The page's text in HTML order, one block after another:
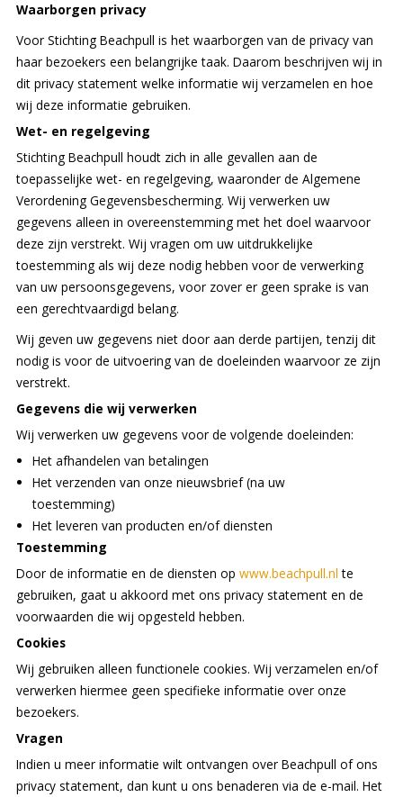
Waarborgen privacy
Voor Stichting Beachpull is het waarborgen van de privacy van
haar bezoekers een belangrijke taak. Daarom beschrijven wij in
dit privacy statement welke informatie wij verzamelen en hoe
wij deze informatie gebruiken.
Wet- en regelgeving
Stichting Beachpull houdt zich in alle gevallen aan de
toepasselijke wet- en regelgeving, waaronder de Algemene
Verordening Gegevensbescherming. Wij verwerken uw
gegevens alleen in overeenstemming met het doel waarvoor
deze zijn verstrekt. Wij vragen om uw uitdrukkelijke
toestemming als wij deze nodig hebben voor de verwerking
van uw persoonsgegevens, voor zover er geen sprake is van
een gerechtvaardigd belang.
Wij geven uw gegevens niet door aan derde partijen, tenzij dit
nodig is voor de uitvoering van de doeleinden waarvoor ze zijn
verstrekt.
Gegevens die wij verwerken
Wij verwerken uw gegevens voor de volgende doeleinden:
Het afhandelen van betalingen
Het verzenden van onze nieuwsbrief (na uw
toestemming)
Het leveren van producten en/of diensten
Toestemming
Door de informatie en de diensten op www.beachpull.nl te
gebruiken, gaat u akkoord met ons privacy statement en de
voorwaarden die wij opgesteld hebben.
Cookies
Wij gebruiken alleen functionele cookies. Wij verzamelen en/of
verwerken hiermee geen specifieke informatie over onze
bezoekers.
Vragen
Indien u meer informatie wilt ontvangen over Beachpull of ons
privacy statement, dan kunt u ons benaderen via de e-mail. Het